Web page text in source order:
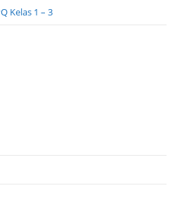
Kelas 1 – 3